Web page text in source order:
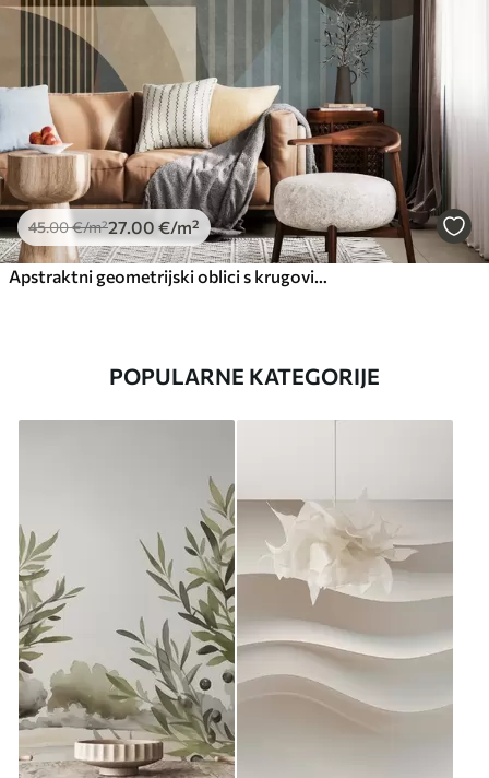
45.00€/m²27 .00 €/m²
POPULARNE KATEGORIJE